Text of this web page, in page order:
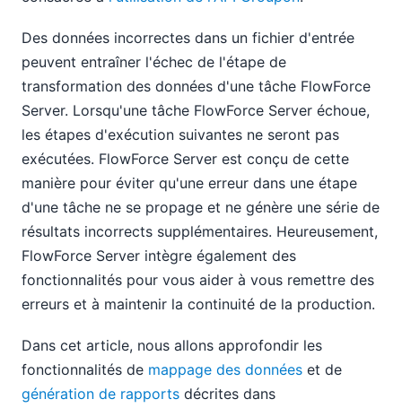
Des données incorrectes dans un fichier d'entrée
peuvent entraîner l'échec de l'étape de
transformation des données d'une tâche FlowForce
Server. Lorsqu'une tâche FlowForce Server échoue,
les étapes d'exécution suivantes ne seront pas
exécutées. FlowForce Server est conçu de cette
manière pour éviter qu'une erreur dans une étape
d'une tâche ne se propage et ne génère une série de
résultats incorrects supplémentaires. Heureusement,
FlowForce Server intègre également des
fonctionnalités pour vous aider à vous remettre des
erreurs et à maintenir la continuité de la production.
Dans cet article, nous allons approfondir les
fonctionnalités de mappage des données et de
génération de rapports décrites dans